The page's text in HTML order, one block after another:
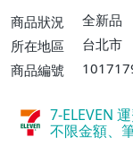
運費
費】、
商品狀況
全新品
所在地區
台北市
商品編號
7-ELEVEN
不限金額、